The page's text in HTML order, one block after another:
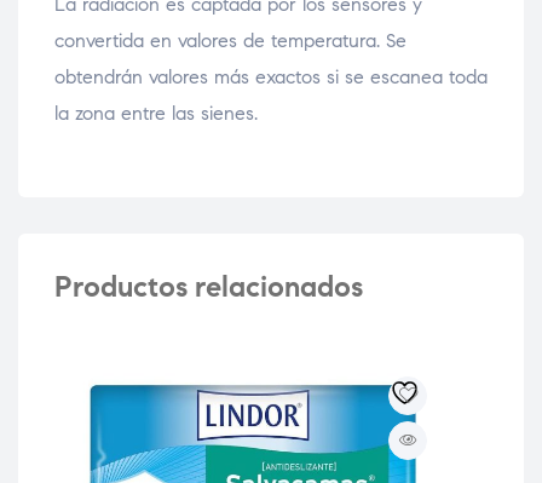
convertida en valores de temperatura. Se
obtendrán valores más exactos si se escanea toda
la zona entre las sienes.
Productos relacionados